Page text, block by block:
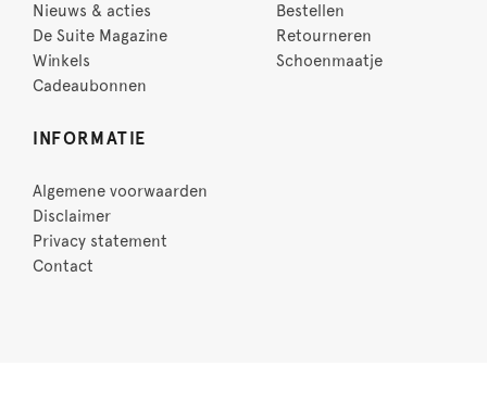
Nieuws & acties
De Suite Magazine
Winkels
Cadeaubonnen
Bestellen
Retourneren
Schoenmaatje
INFORMATIE
Algemene voorwaarden
Disclaimer
Privacy statement
Contact